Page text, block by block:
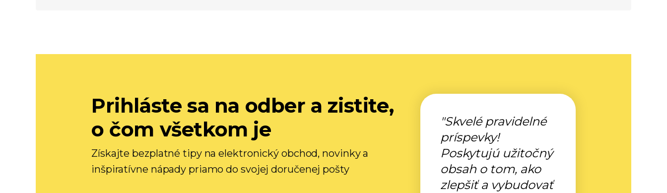
Prihláste sa na odber a zistite,
o čom všetkom je
Získajte bezplatné tipy na elektronický obchod, novinky a
inšpiratívne nápady priamo do svojej doručenej pošty
"Skvelé pravidelné
príspevky!
Poskytujú užitočný
obsah o tom, ako
zlepšiť a vybudovať